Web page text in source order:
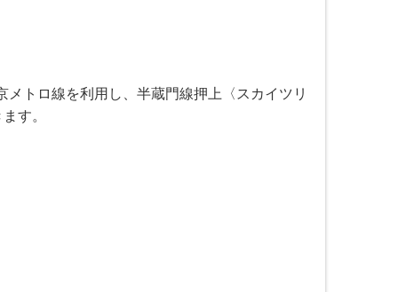
トロ線を利用し、半蔵門線押上〈スカイツリ
す。